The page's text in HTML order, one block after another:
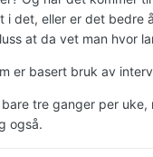
i det, eller er det bedre
at da vet man hvor
er basert bruk av
tre ganger per
også.